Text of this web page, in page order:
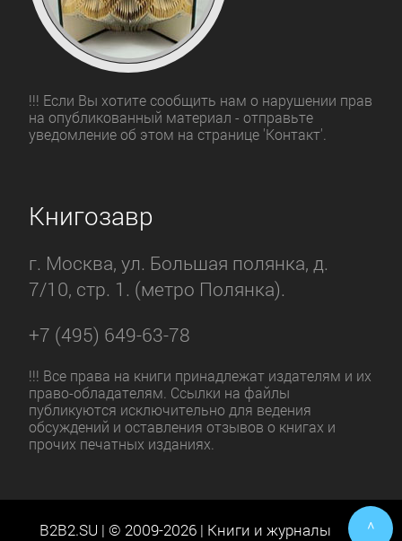
!!! Если Вы хотите сообщить нам о нарушении прав
на опубликованный материал - отправьте
уведомление об этом на странице 'Контакт'.
Книгозавр
г. Москва, ул. Большая полянка, д.
7/10, стр. 1. (метро Полянка).
+7 (495) 649-63-78
!!! Все права на книги принадлежат издателям и их
право-обладателям. Ссылки на файлы
публикуются исключительно для ведения
обсуждений и оставления отзывов о книгах и
прочих печатных изданиях.
B2B2.SU | © 2009-2026 | Книги и журналы ^